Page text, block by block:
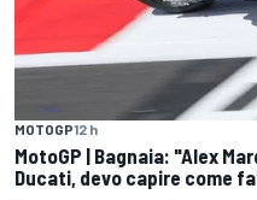
MOTOGP12 h
MotoGP | Bagnaia: "Alex
Ducati, devo capire come